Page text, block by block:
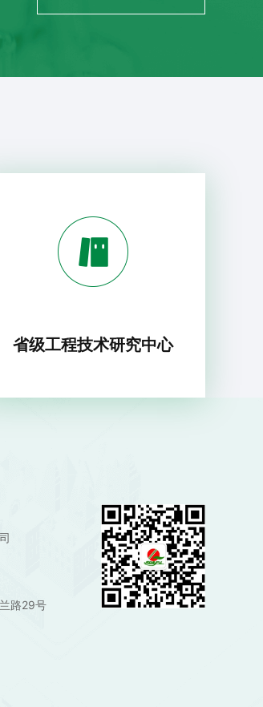
省级工程技术研究中心
路29号